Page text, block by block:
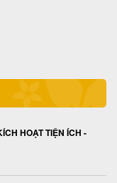
HOẠT TIỆN ÍCH -